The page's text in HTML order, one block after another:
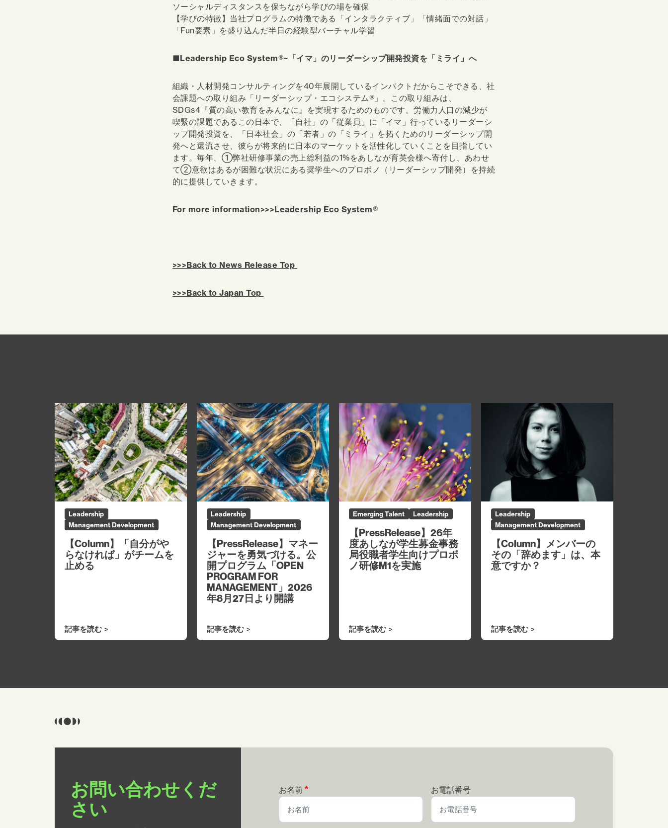
ソーシャルディスタンスを保ちながら学びの場を確保
【学びの特徴】当社プログラムの特徴である「インタラクティブ」「情緒面での対話」
「Fun要素」を盛り込んだ半日の経験型バーチャル学習
■Leadership Eco System®~「イマ」のリーダーシップ開発投資を「ミライ」へ
組織・人材開発コンサルティングを40年展開しているインパクトだからこそできる、社
会課題への取り組み「リーダーシップ・エコシステム®」。この取り組みは、
SDGs4『質の高い教育をみんなに』を実現するためのものです。労働力人口の減少が
喫緊の課題であるこの日本で、「自社」の「従業員」に「イマ」行っているリーダーシ
ップ開発投資を、「日本社会」の「若者」の「ミライ」を拓くためのリーダーシップ開
発へと還流させ、彼らが将来的に日本のマーケットを活性化していくことを目指してい
ます。毎年、①弊社研修事業の売上総利益の1%をあしなが育英会様へ寄付し、あわせ
て②意欲はあるが困難な状況にある奨学生へのプロボノ（リーダーシップ開発）を持続
的に提供していきます。
For more information>>>Leadership Eco System®
>>>Back to News Release Top
>>>Back to Japan Top
Leadership
Management Development
【Column】「自分がや
らなければ」がチームを
止める
記事を読む
Leadership
Management Development
【PressRelease】マネー
ジャーを勇気づける。公
開プログラム「OPEN
PROGRAM FOR
MANAGEMENT」2026
年8月27日より開講
記事を読む
Emerging Talent Leadership
【PressRelease】26年
度あしなが学生募金事務
局役職者学生向けプロボ
ノ研修M1を実施
記事を読む
Leadership
Management Development
【Column】メンバーの
その「辞めます」は、本
意ですか？
記事を読む
お問い合わせくだ
さい
お名前 お電話番号